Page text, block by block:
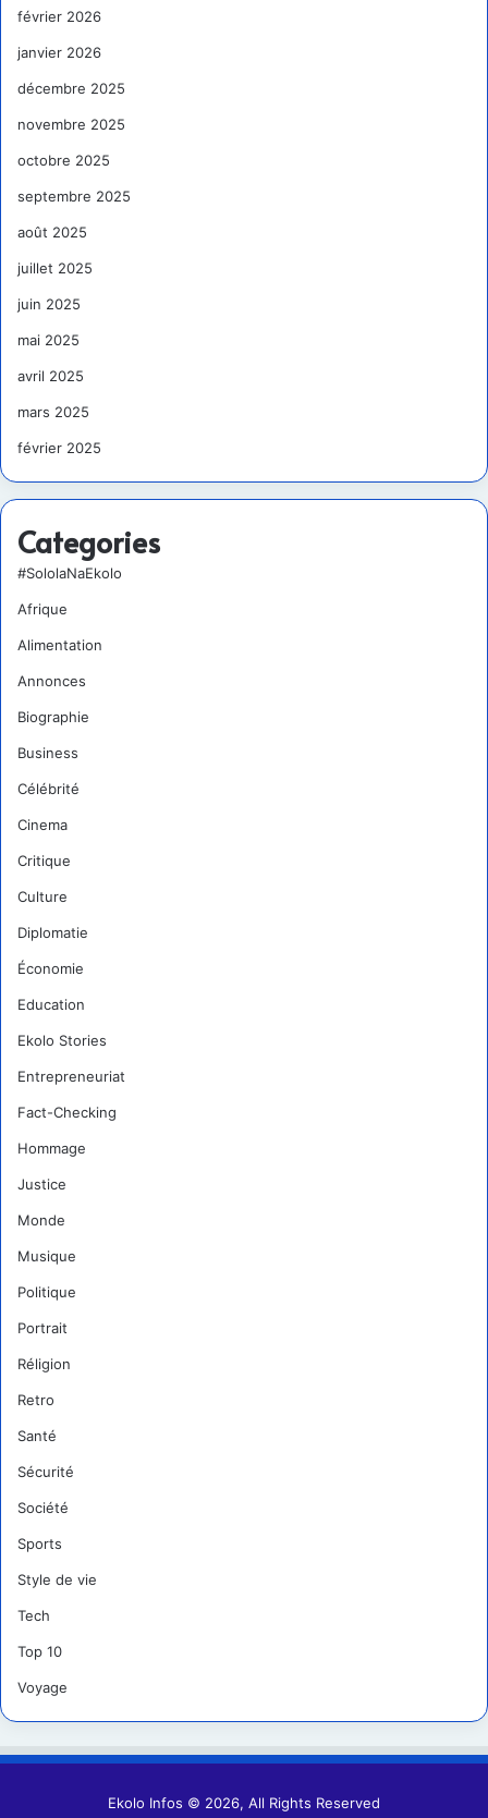
février 2026
janvier 2026
décembre 2025
novembre 2025
octobre 2025
septembre 2025
août 2025
juillet 2025
juin 2025
mai 2025
avril 2025
mars 2025
février 2025
Categories
#SololaNaEkolo
Afrique
Alimentation
Annonces
Biographie
Business
Célébrité
Cinema
Critique
Culture
Diplomatie
Économie
Education
Ekolo Stories
Entrepreneuriat
Fact-Checking
Hommage
Justice
Monde
Musique
Politique
Portrait
Réligion
Retro
Santé
Sécurité
Société
Sports
Style de vie
Tech
Top 10
Voyage
Ekolo Infos © 2026, All Rights Reserved